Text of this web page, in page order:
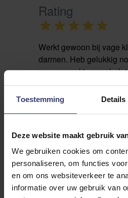
Toestemming Details
Deze website maakt gebruik
We gebruiken cookies om
personaliseren, om functies
en om ons websiteverkeer te
informatie over uw gebruik van
Rating
Werkt gewoon bij vage
darmen. Heb gelukkig
meegemaakt, maar
opgeblazen paarden.
Ik raad dit product aan
Colosan